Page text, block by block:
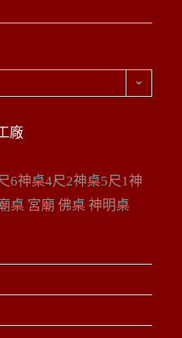
廠
6神桌4尺2神桌5尺1神
桌 宮廟 佛桌 神明桌